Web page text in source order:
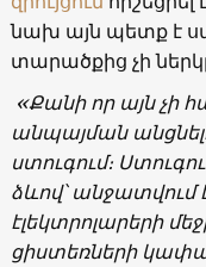
նախ այն պետք է
տարածքից չի
«Քանի որ այն չի
անպայման
ստուգում։
ձևով՝ անջատվում
էլեկտրոլարերի
ցիստեռների